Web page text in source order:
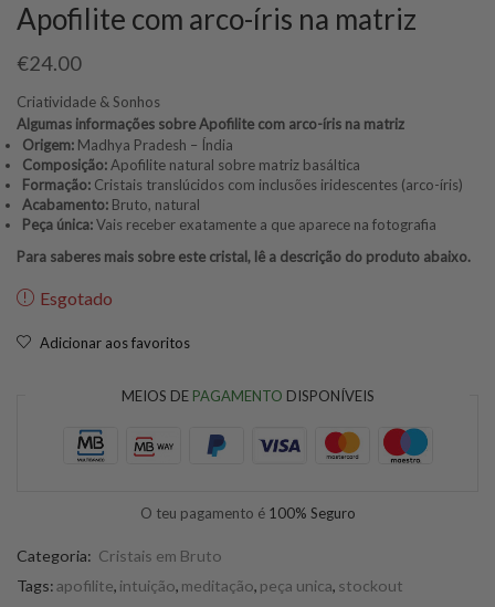
Apofilite com arco-íris na matriz
€24.00
Criatividade & Sonhos
Algumas informações sobre Apofilite com arco-íris na matriz
Origem: Madhya Pradesh – Índia
Composição:Apofilite natural sobre matriz basáltica
Formação: Cristais translúcidos com inclusões iridescentes (arco-íris)
Acabamento: Bruto, natural
Peça única:Vais receber exatamente a que aparece na fotografia
Para saberes mais sobre este cristal, lê a descrição do produto abaixo.
Esgotado
Adicionar aos favoritos
MEIOS DE PAGAMENTO DISPONÍVEIS
O teu pagamento é 100% Seguro
Categoria: Cristais em Bruto
Tags:apofilite, intuição, meditação, peça unica, stockout